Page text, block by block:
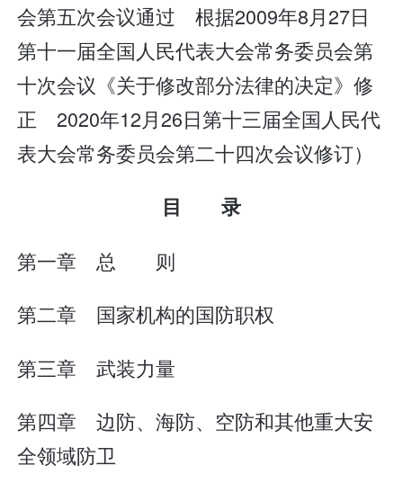
会第五次会议通过 根据2009年8月27日
第十一届全国人民代表大会常务委员会第
十次会议《关于修改部分法律的决定》修
正 2020年12月26日第十三届全国人民代
表大会常务委员会第二十四次会议修订）
目 录
第一章 总 则
第二章 国家机构的国防职权
第三章 武装力量
第四章 边防、海防、空防和其他重大安
全领域防卫